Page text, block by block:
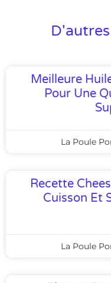
Meilleure
Pour Une
La Poule
Recette
Cuisson Et
La Poule